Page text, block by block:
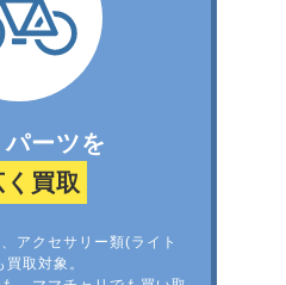
ーツを
買取
アクセサリー類(ライト
取対象。